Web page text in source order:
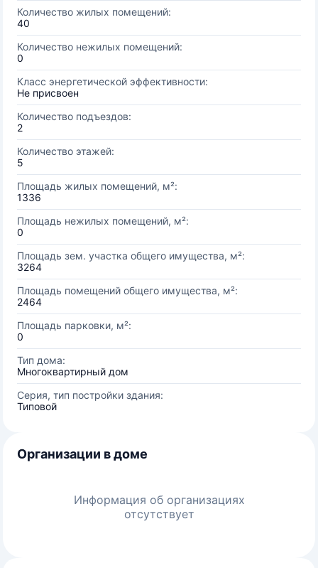
Количество жилых помещений:
40
Количество нежилых помещений:
0
Класс энергетической эффективности:
Не присвоен
Количество подъездов:
2
Количество этажей:
5
Площадь жилых помещений, м²:
1336
Площадь нежилых помещений, м²:
0
Площадь зем. участка общего имущества, м²:
3264
Площадь помещений общего имущества, м²:
2464
Площадь парковки, м²:
0
Тип дома:
Многоквартирный дом
Серия, тип постройки здания:
Типовой
Организации в доме
Информация об организациях
отсутствует